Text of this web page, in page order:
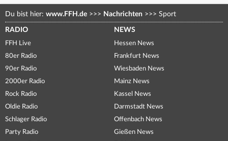
Du bist hier: www.FFH.de >>> Nachrichten >>> Sport
RADIO
FFH Live
80er Radio
90er Radio
2000er Radio
Rock Radio
Oldie Radio
Schlager Radio
Party Radio
NEWS
Hessen News
Frankfurt News
Wiesbaden News
Mainz News
Kassel News
Darmstadt News
Offenbach News
Gießen News